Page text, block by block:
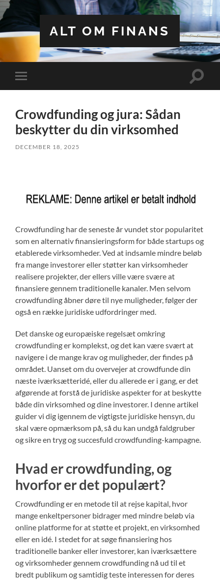
ALT OM FINANS
Toggle
mobile
Toggle
Crowdfunding og jura: Sådan
beskytter du din virksomhed
DECEMBER 18, 2025
Crowdfunding har de seneste år vundet stor popularitet
som en alternativ finansieringsform for både startups og
etablerede virksomheder. Ved at indsamle mindre beløb
fra mange investorer eller støtter kan virksomheder
realisere projekter, der ellers ville være svære at
finansiere gennem traditionelle kanaler. Men selvom
crowdfunding åbner døre til nye muligheder, følger der
også en række juridiske udfordringer med.
Det danske og europæiske regelsæt omkring
crowdfunding er komplekst, og det kan være svært at
navigere i de mange krav og muligheder, der findes på
området. Uanset om du overvejer at crowdfunde din
næste iværksætteridé, eller du allerede er i gang, er det
afgørende at forstå de juridiske aspekter for at beskytte
både din virksomhed og dine investorer. I denne artikel
guider vi dig igennem de vigtigste juridiske hensyn, du
skal være opmærksom på, så du kan undgå faldgruber
og sikre en tryg og succesfuld crowdfunding-kampagne.
Hvad er crowdfunding, og
hvorfor er det populært?
Crowdfunding er en metode til at rejse kapital, hvor
mange enkeltpersoner bidrager med mindre beløb via
online platforme for at støtte et projekt, en virksomhed
eller en idé. I stedet for at søge finansiering hos
traditionelle banker eller investorer, kan iværksættere
og virksomheder gennem crowdfunding nå ud til et
bredt publikum og samtidig teste interessen for deres